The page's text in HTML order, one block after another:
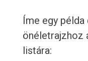
Íme egy
önéletrajzhoz
listára: